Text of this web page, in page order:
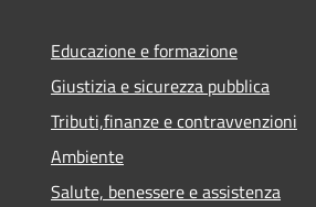
Educazione e formazione
Giustizia e sicurezza pubblica
Tributi,finanze e contravvenzioni
Ambiente
Salute, benessere e assistenza